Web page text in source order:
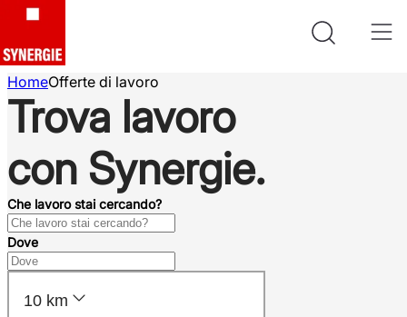
HomeOfferte di lavoro
Trova lavoro
con Synergie.
Che lavoro stai cercando?
Dove
10 km